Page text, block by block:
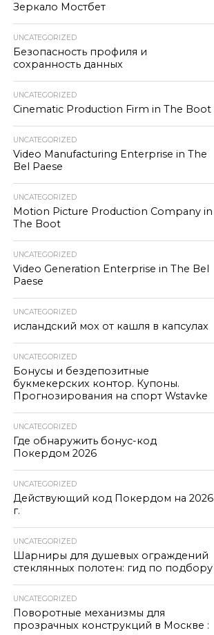
Зеркало Мостбет
UNCATEGORIZED
Безопасность профиля и
сохранность данных
UNCATEGORIZED
Cinematic Production Firm in The Boot
UNCATEGORIZED
Video Manufacturing Enterprise in The
Bel Paese
UNCATEGORIZED
Motion Picture Production Company in
The Boot
UNCATEGORIZED
Video Generation Enterprise in The Bel
Paese
UNCATEGORIZED
исландский мох от кашля в капсулах
UNCATEGORIZED
Бонусы и бездепозитные
букмекерских контор. Купоны.
Прогнозирования на спорт Wstavke
UNCATEGORIZED
Где обнаружить бонус-код
Покердом 2026
UNCATEGORIZED
Действующий код Покердом на 2026
г.
UNCATEGORIZED
Шарниры для душевых ограждений
стеклянных полотен: гид по подбору
UNCATEGORIZED
Поворотные механизмы для
прозрачных конструкций в Москве :